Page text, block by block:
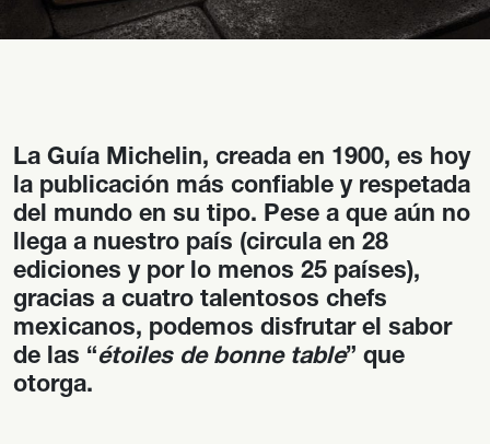
La Guía Michelin, creada en 1900, es hoy
la publicación más confiable y respetada
del mundo en su tipo. Pese a que aún no
llega a nuestro país (circula en 28
ediciones y por lo menos 25 países),
gracias a cuatro talentosos chefs
mexicanos, podemos disfrutar el sabor
de las “étoiles de bonne table” que
otorga.